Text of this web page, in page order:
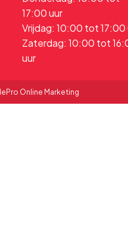
17:00 uur
Vrijdag: 10:00 tot 17:00
Zaterdag: 10:00 tot
uur
Online Marketing